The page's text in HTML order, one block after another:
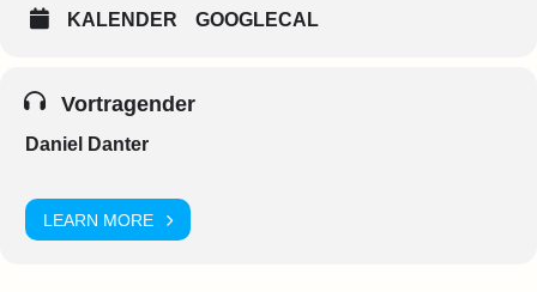
KALENDER GOOGLECAL
Vortragender
Daniel Danter
LEARN MORE